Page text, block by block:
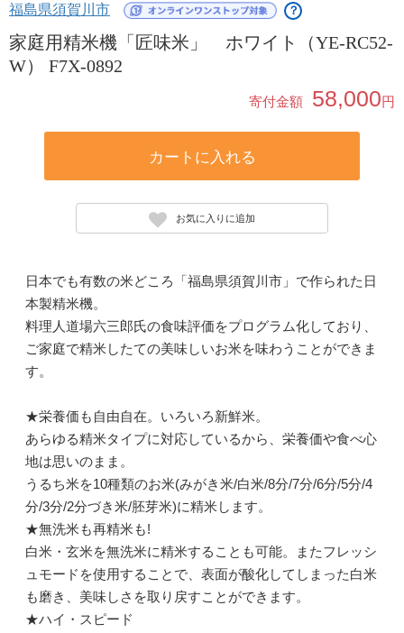
福島県須賀川市 ？
家庭用精米機「匠味米」 ホワイト（YE-RC52-
W） F7X-0892
寄付金額 58,000円
カートに入れる
お気に入りに追加
日本でも有数の米どころ「福島県須賀川市」で作られた日
本製精米機。
料理人道場六三郎氏の食味評価をプログラム化しており、
ご家庭で精米したての美味しいお米を味わうことができま
す。
★栄養価も自由自在。いろいろ新鮮米。
あらゆる精米タイプに対応しているから、栄養価や食べ心
地は思いのまま。
うるち米を10種類のお米(みがき米/白米/8分/7分/6分/5分/4
分/3分/2分づき米/胚芽米)に精米します。
★無洗米も再精米も!
白米・玄米を無洗米に精米することも可能。またフレッシ
ュモードを使用することで、表面が酸化してしまった白米
も磨き、美味しさを取り戻すことができます。
★ハイ・スピード